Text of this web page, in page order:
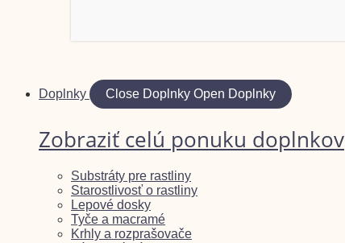
Doplnky Close Doplnky Open Doplnky
Zobraziť celú ponuku doplnkov
Substráty pre rastliny
Starostlivosť o rastliny
Lepové dosky
Tyče a macramé
Krhly a rozprašovače